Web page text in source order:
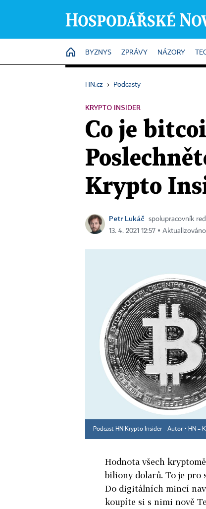
HOME
BYZNYS ZPRÁVY NÁZORY
HN.cz › Podcasty
KRYPTO INSIDER
Co je
Krypto
Petr Lukáč
spolupracovník
13. 4. 2021 12:57 ▪
Podcast HN Krypto Insider Autor ▪ HN –
Hodnota všech
biliony dolarů. To je pro
Do digitálních mincí
koupíte si s nimi nově